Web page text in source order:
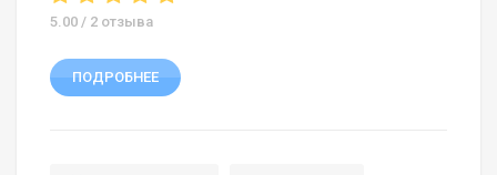
5.00 / 2 отзыва
ПОДРОБНЕЕ